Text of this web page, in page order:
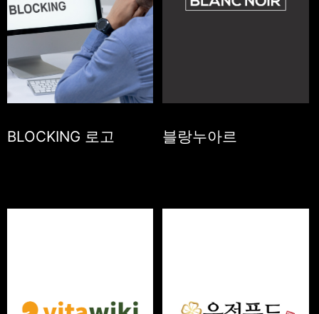
BLOCKING 로고 블랑누아르